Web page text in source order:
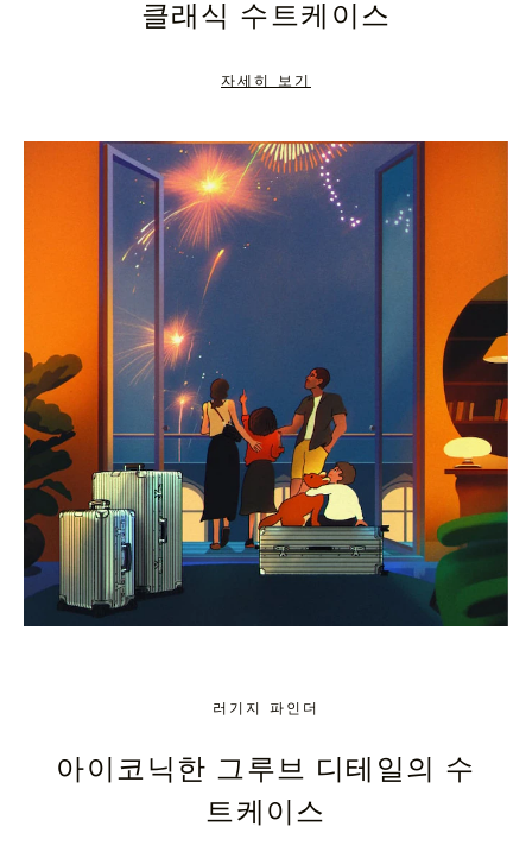
TO
UNMUTE
클래식 수트케이스
자세히 보기
러기지 파인더
아이코닉한 그루브 디테일의 수
트케이스